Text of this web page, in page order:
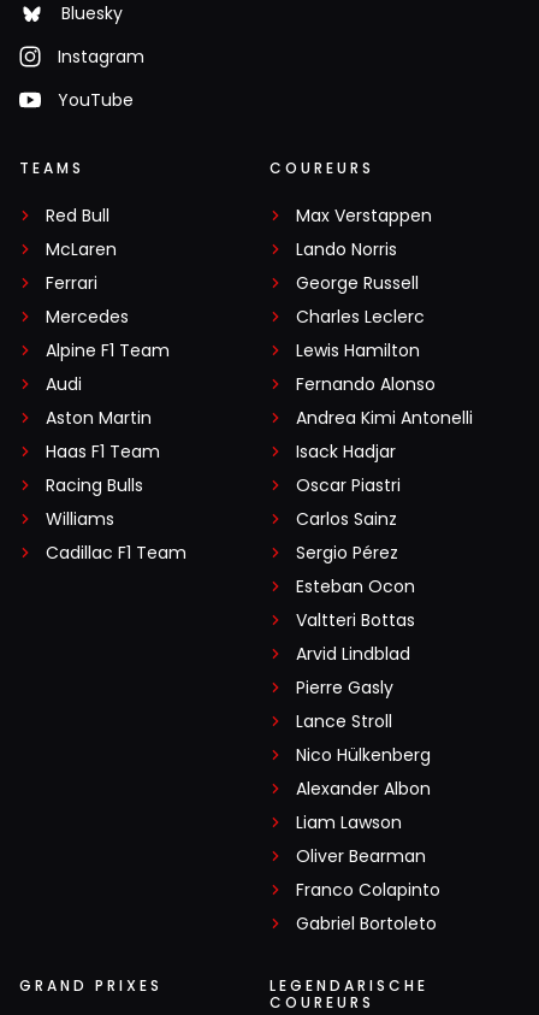
Bluesky
Instagram
YouTube
TEAMS
Red Bull
McLaren
Ferrari
Mercedes
Alpine F1 Team
Audi
Aston Martin
Haas F1 Team
Racing Bulls
Williams
Cadillac F1 Team
COUREURS
Max Verstappen
Lando Norris
George Russell
Charles Leclerc
Lewis Hamilton
Fernando Alonso
Andrea Kimi Antonelli
Isack Hadjar
Oscar Piastri
Carlos Sainz
Sergio Pérez
Esteban Ocon
Valtteri Bottas
Arvid Lindblad
Pierre Gasly
Lance Stroll
Nico Hülkenberg
Alexander Albon
Liam Lawson
Oliver Bearman
Franco Colapinto
Gabriel Bortoleto
GRAND PRIXES
LEGENDARISCHE
COUREURS